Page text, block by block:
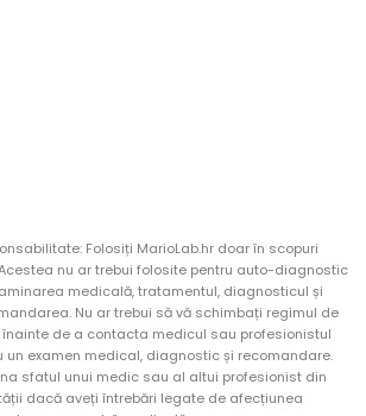
Folosiți MarioLab.hr doar în scopuri
nu ar trebui folosite pentru auto-diagnostic
medicală, tratamentul, diagnosticul și
Nu ar trebui să vă schimbați regimul de
de a contacta medicul sau profesionistul
un examen medical, diagnostic și recomandare.
sfatul unui medic sau al altui profesionist din
dacă aveți întrebări legate de afecțiunea